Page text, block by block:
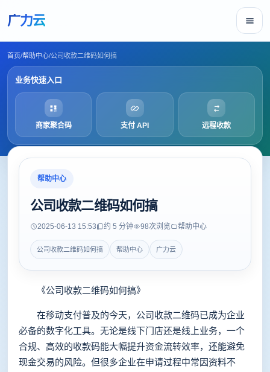
广力云
首页/帮助中心/公司收款二维码如何搞
业务快速入口
商家聚合码 支付 API 远程收款
帮助中心
公司收款二维码如何搞
2025-06-13 15:53 约 5 分钟 98次浏览 帮助中心
公司收款二维码如何搞 帮助中心 广力云
《公司收款二维码如何搞》
在移动支付普及的今天，公司收款二维码已成为企业
必备的数字化工具。无论是线下门店还是线上业务，一个
合规、高效的收款码能大幅提升资金流转效率，还能避免
现金交易的风险。但很多企业在申请过程中常因资料不